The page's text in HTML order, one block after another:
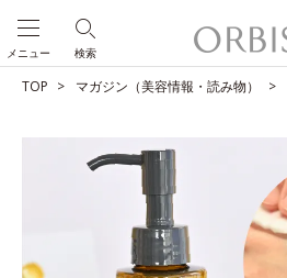
検索
メニュー
TOP マガジン（美容情報・読み物）